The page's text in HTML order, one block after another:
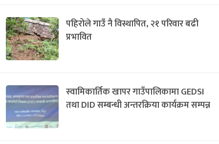
पहिरोले गाउँ नै विस्थापित, २१ परिवार बढी
प्रभावित
स्वामिकार्तिक खापर गाउँपालिकामा GEDSI
तथा DID सम्बन्धी अन्तरक्रिया कार्यक्रम सम्पन्न